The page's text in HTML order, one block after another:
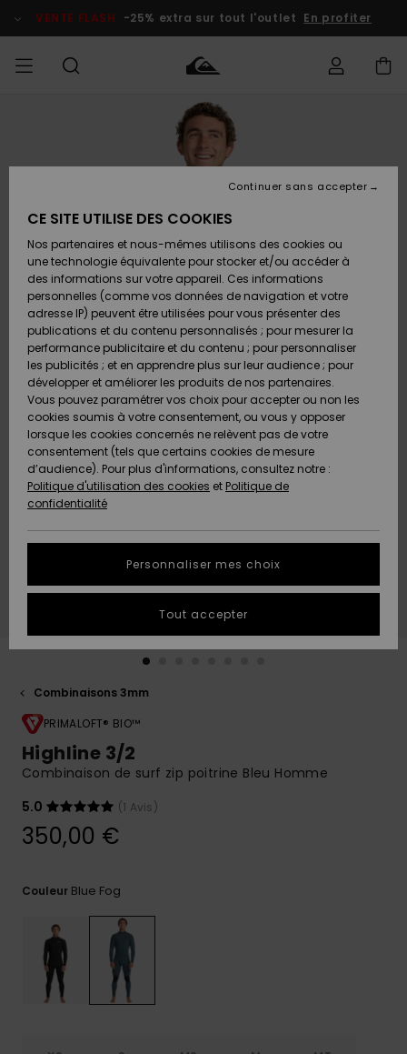
l'information
le
VENTE FLASH -25% extra sur tout l'outlet En profiter
Vêtements
Accessoires
Chaussures
& Tongs
Surf
Snow
Nouveautés
A
Découvrir
Vêtements
Accessoires
Chaussures
& Tongs
Surf
Snow
Nouveautés
A
Découvrir
FEMME
Shop
Nouveautés
A
Découvrir
Snow
SURF
Surf Shop
Homme
Enfant
Highlights
Communauté
SNOW
Snow
Shop
Homme
Snow
Shop
Enfant
Snow
Shop
Femme
A
Découvrir
Communauté
VENTE
FLASH
Outlet
Homme
Enfant
Outlet
Femme
Préférences
Langue Et
Région
français
Nederlands
AIDE &
CONTACT
Accéder à
commande
Retours
Paiement
Carte
Cadeau
Quiksilver
Freedom
Protection
des données
Démarrez
pour obtenir
plus rapide
une
conversation
Trouvez des
formulaire
COLLECTION
CARTE
CADEAU
SOUHAITS
Combinaisons 3mm
PRIMALOFT® BIO™
Highline 3/2
Combinaison de surf zip poitrine Bleu Homme
5.0
(1 Avis)
350,00 €
Couleur Blue Fog
CE SITE UTILISE DES COOKIES
Nos partenaires et nous-mêmes utilisons des cookies ou
une technologie équivalente pour stocker et/ou accéder à
des informations sur votre appareil. Ces informations
personnelles (comme vos données de navigation et votre
adresse IP) peuvent être utilisées pour vous présenter des
publications et du contenu personnalisés ; pour mesurer la
performance publicitaire et du contenu ; pour personnaliser
les publicités ; et en apprendre plus sur leur audience ; pour
développer et améliorer les produits de nos partenaires.
Vous pouvez paramétrer vos choix pour accepter ou non les
cookies soumis à votre consentement, ou vous y opposer
lorsque les cookies concernés ne relèvent pas de votre
consentement (tels que certains cookies de mesure
d’audience). Pour plus d'informations, consultez notre :
Politique d'utilisation des cookies et Politique de
confidentialité
Personnaliser mes choix
Continuer sans accepter
Tout accepter